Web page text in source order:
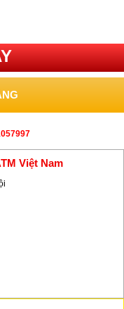
Việt Nam